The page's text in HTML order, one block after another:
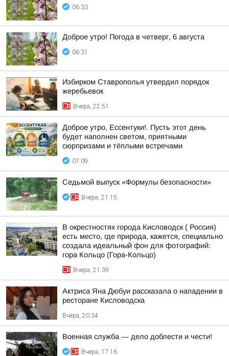
06:33
Доброе утро! Погода в четверг, 6 августа
06:31
Избирком Ставрополья утвердил порядок
жеребьевок
Вчера, 22:51
Доброе утро, Ессентуки!. Пусть этот день
будет наполнен светом, приятными
сюрпризами и тёплыми встречами
07:09
Седьмой выпуск «Формулы безопасности»
Вчера, 21:15
В окрестностях города Кисловодск ( Россия)
есть место, где природа, кажется, специально
создала идеальный фон для фотографий:
гора Кольцо (Гора-Кольцо)
Вчера, 21:39
Актриса Яна Дюбуи рассказала о нападении в
ресторане Кисловодска
Вчера, 20:34
Военная служба — дело доблести и чести!
Вчера, 17:16